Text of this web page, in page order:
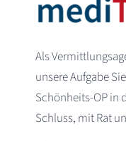
Als
unsere Aufgabe
Schönheits-OP in
Schluss, mit Rat